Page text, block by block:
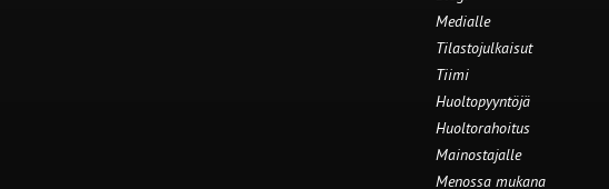
Medialle
Tilastojulkaisut
Tiimi
Huoltopyyntöjä
Huoltorahoitus
Mainostajalle
Menossa mukana